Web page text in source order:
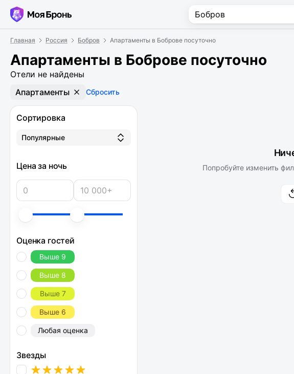
Главная Россия Бобров Апартаменты в Боброве посуточно
Апартаменты в Боброве посуточно
Отели не найдены
Апартаменты Сбросить
Сортировка
Популярные
Цена за ночь
Оценка гостей
Выше 9
Выше 8
Выше 7
Выше 6
Любая оценка
Звезды
Попробуйте изменить